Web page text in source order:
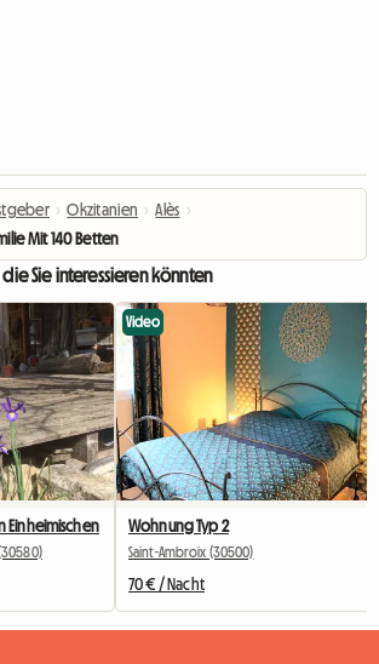
› Okzitanien › Alès ›
Mit 140 Betten
Sie interessieren könnten
Einheimischen
Video
Wohnung Typ 2
Saint-Ambroix (30500)
70 € / Nacht